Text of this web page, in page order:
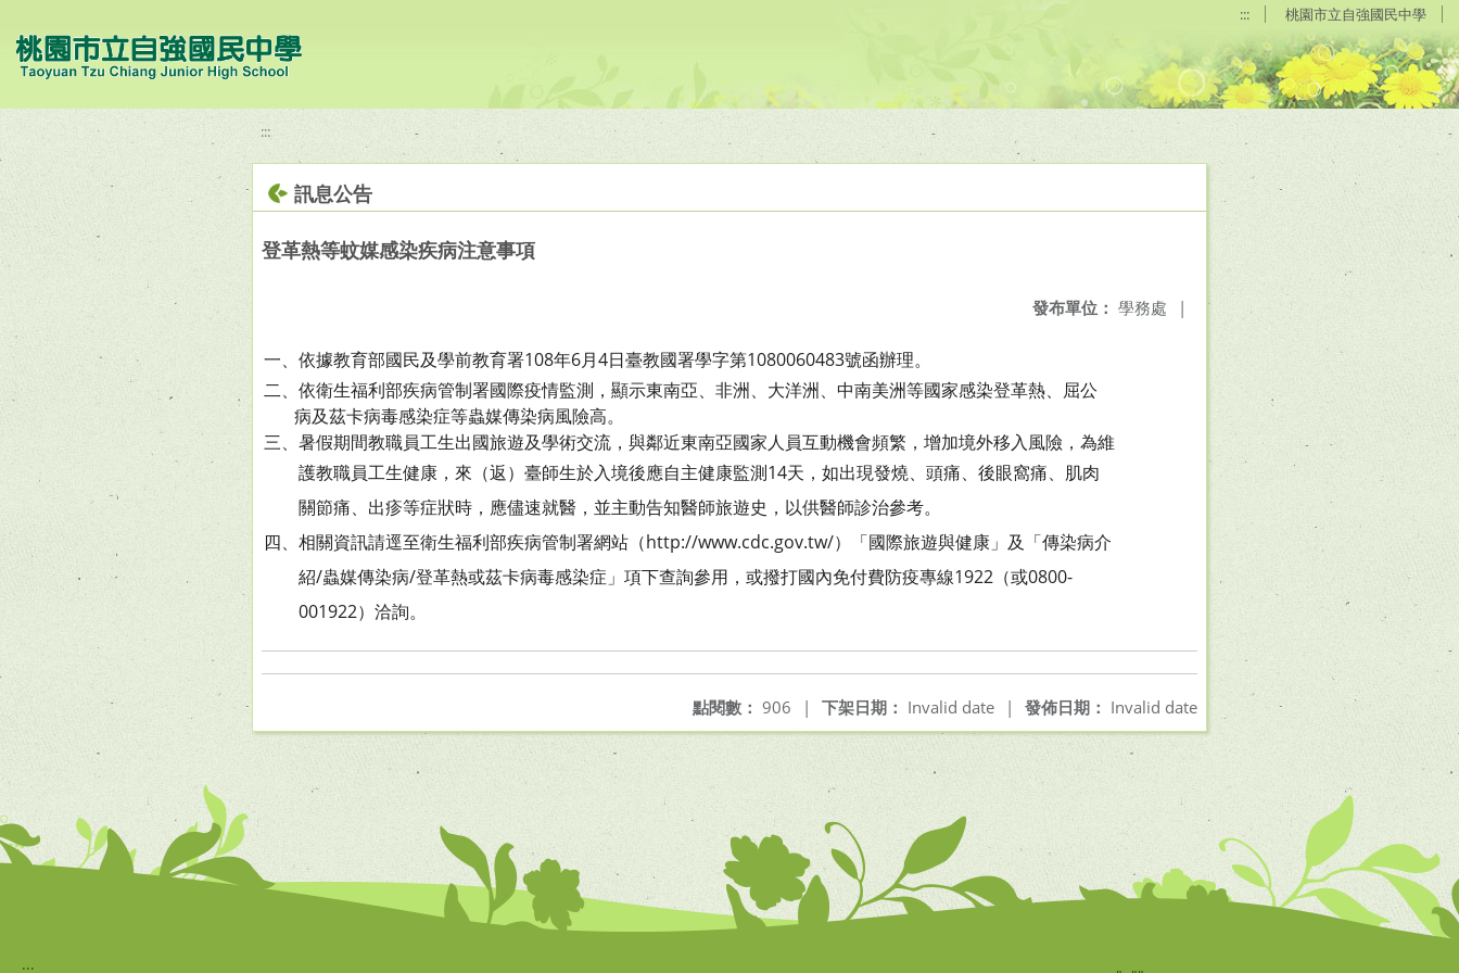
::: 桃園市立自強國民中學
:::
訊息公告
登革熱等蚊媒感染疾病注意事項
發布單位： 學務處 |
一、 依據教育部國民及學前教育署108年6月4日臺教國署學字第1080060483號函辦理。
二、依衛生福利部疾病管制署國際疫情監測，顯示東南亞、非洲、大洋洲、中南美洲等國家感染登革熱、屈公
病及茲卡病毒感染症等蟲媒傳染病風險高。
三、暑假期間教職員工生出國旅遊及學術交流，與鄰近東南亞國家人員互動機會頻繁，增加境外移入風險，為維
護教職員工生健康， 來（返）臺師生於入境後應自主健康監測14天，如出現發燒、頭痛、後眼窩痛、肌肉
關節痛、出疹等症狀時，應儘速就醫，並主動告知醫師旅遊史，以供醫師診治參考。
四、相關資訊請逕至衛生福利部疾病管制署網站（http://www.cdc.gov.tw/）「國際旅遊與健康」及「傳染病介
紹/蟲媒傳染病/登革熱或茲卡病毒感染症」項下查詢參用，或撥打國內免付費防疫專線1922（或0800-
001922）洽詢。
發佈日期： Invalid date
下架日期： Invalid date |
點閱數： 906 |